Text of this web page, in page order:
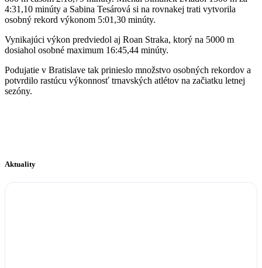
4:31,10 minúty a Sabina Tesárová si na rovnakej trati vytvorila
osobný rekord výkonom 5:01,30 minúty.
Vynikajúci výkon predviedol aj Roan Straka, ktorý na 5000 m
dosiahol osobné maximum 16:45,44 minúty.
Podujatie v Bratislave tak prinieslo množstvo osobných rekordov a
potvrdilo rastúcu výkonnosť trnavských atlétov na začiatku letnej
sezóny.
Aktuality